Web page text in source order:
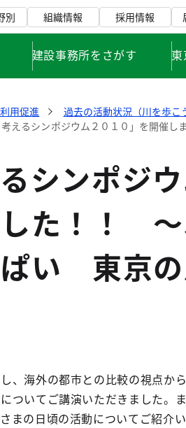
別 組織情報 採用情報
建設事務所をさがす
用促進 過去の活動状況（川を歩こ
考えるシンポジウム２０１０」を開
シンポジ
た！！
い 東京
、海外の都市との比較の視点か
ついてご講演いただきました。
の日頃の活動についてご紹介い